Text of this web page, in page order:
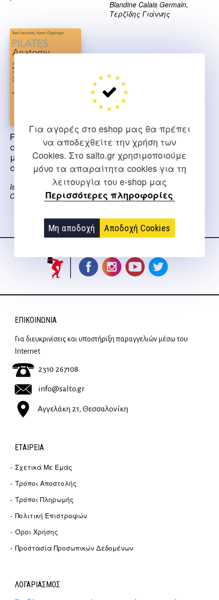
Για αγορές στο eshop μας θα πρέπει
να αποδεχθείτε την χρήση των
Cookies. Στο salto.gr χρησιμοποιούμε
μόνο τα απαραίτητα cookies για τη
λειτουργία του e-shop μας
Περισσότερες πληροφορίες
Μη αποδοχή Αποδοχή Cookies
Blandine Calais Germain,
Τερζίδης Γιάννης
Pilates anatomy
ασκησιολόγιο και
μυολογία των
ασκήσεων
Isacowitz R., Karen
Clippinger
Ακολουθήστε μας
ΕΠΙΚΟΙΝΩΝΊΑ
Για διευκρινίσεις και υποστήριξη παραγγελιών μέσω του
Internet
2310 267108
info@salto.gr
Αγγελάκη 21, Θεσσαλονίκη
ΕΤΑΙΡΕΊΑ
Σχετικά Με Εμάς
Τρόποι Αποστολής
Τρόποι Πληρωμής
Πολιτική Επιστροφών
Όροι Χρήσης
Προστασία Προσωπικών Δεδομένων
ΛΟΓΑΡΙΑΣΜΟΣ